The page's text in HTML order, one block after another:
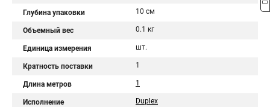
Глубина упаковки 10 см
Объемный вес 0.1 кг
Единица измерения шт.
Кратность поставки 1
Длина метров 1
Исполнение Duplex